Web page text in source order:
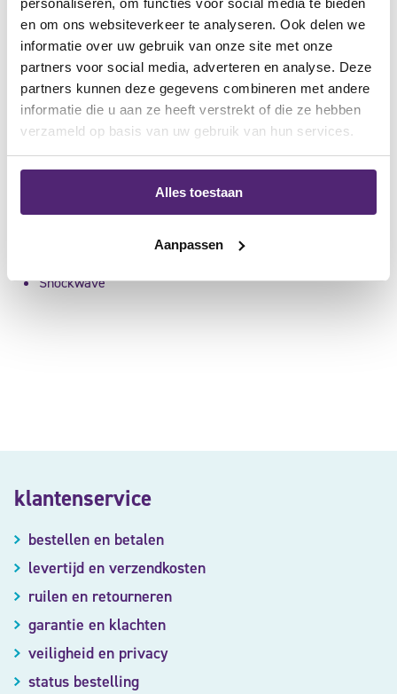
en om ons websiteverkeer te analyseren. Ook delen we
informatie over uw gebruik van onze site met onze
partners voor social media, adverteren en analyse. Deze
partners kunnen deze gegevens combineren met andere
informatie die u aan ze heeft verstrekt of die ze hebben
verzameld op basis van uw gebruik van hun services.
Alles toestaan
Aanpassen
Jim
Samen met Sander en Wouter is Jim ook mede-oprichter van
MijnBrace. Hij is in 2014 begonnen om kwalitatieve braces en
gedegen advies aan te bieden. Jim is zelf actief in de schaats-
en hardloopsport.
Master Sportfysiotherapie
Shockwave
klantenservice
bestellen en betalen
levertijd en verzendkosten
ruilen en retourneren
garantie en klachten
veiligheid en privacy
status bestelling